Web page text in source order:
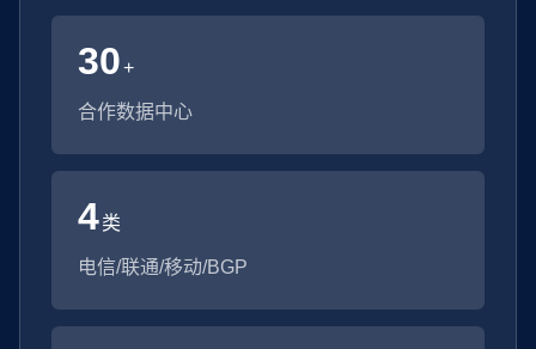
30+
合作数据中心
4类
电信/联通/移动/BGP